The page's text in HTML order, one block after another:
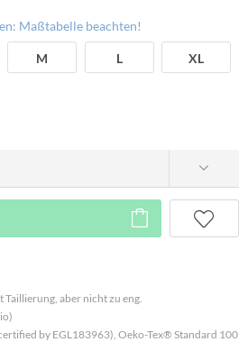
Maßtabelle beachten!
M L XL
aber nicht zu eng.
by EGL183963), Oeko-Tex® Standard 100